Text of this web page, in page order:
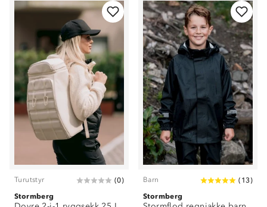
Turutstyr (0)
Stormberg
Barn ( 13)
Stormberg